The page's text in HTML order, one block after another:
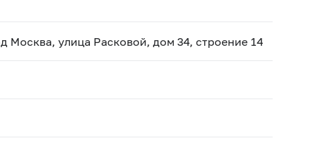
Москва, улица Расковой, дом 34, строение 14